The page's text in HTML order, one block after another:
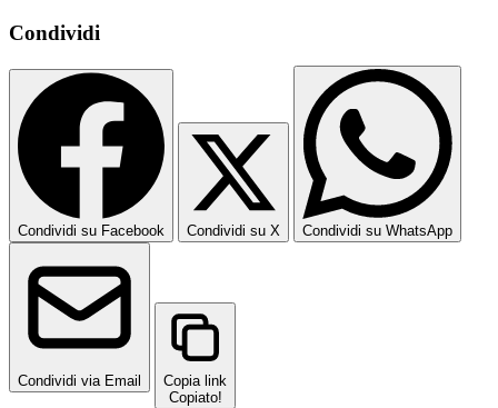
Condividi
Condividi su Facebook Condividi su X Condividi su WhatsApp
Condividi via Email
Copia link
Copiato!